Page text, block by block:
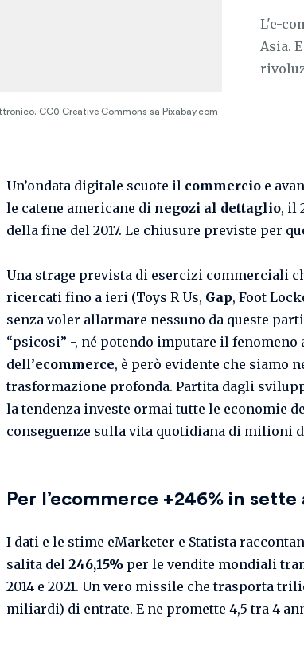
L'e-
Asia.
CC0 Creative Commons sa Pixabay.com
Un’ondata digitale scuote il commercio e
le catene americane di negozi al dettaglio, il
della fine del 2017. Le chiusure previste per
Una strage prevista di esercizi commerciali
ricercati fino a ieri (Toys R Us, Gap, Foot
senza voler allarmare nessuno da queste
“psicosi” -, né potendo imputare il fenomeno
dell’ecommerce, è però evidente che siamo
trasformazione profonda. Partita dagli
la tendenza investe ormai tutte le economie
conseguenze sulla vita quotidiana di milioni
Per l’ecommerce +246% in sette
I dati e le stime eMarketer e Statista
salita del 246,15% per le vendite mondiali
2014 e 2021. Un vero missile che trasporta
miliardi) di entrate. E ne promette 4,5 tra 4